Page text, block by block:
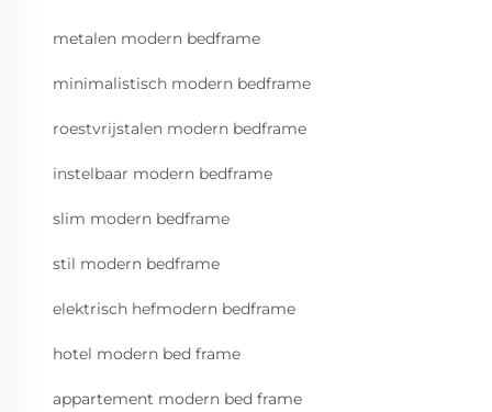
metalen modern bedframe
minimalistisch modern bedframe
roestvrijstalen modern bedframe
instelbaar modern bedframe
slim modern bedframe
stil modern bedframe
elektrisch hefmodern bedframe
hotel modern bed frame
appartement modern bed frame